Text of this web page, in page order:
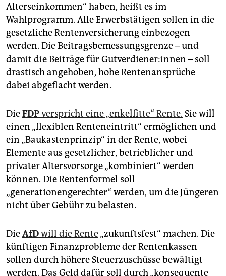
Alterseinkommen“ haben, heißt es im
Wahlprogramm. Alle Erwerbstätigen sollen in die
gesetzliche Rentenversicherung einbezogen
werden. Die Beitragsbemessungsgrenze – und
damit die Beiträge für Gut­ver­die­ne­r:in­nen – soll
drastisch angehoben, hohe Rentenansprüche
dabei abgeflacht werden.
DieFDPverspricht eine „enkelfitte“ Rente. Sie will
einen „flexiblen Renteneintritt“ ermöglichen und
ein „Baukastenprinzip“ in der Rente, wobei
Elemente aus gesetzlicher, betrieblicher und
privater Altersvorsorge „kombiniert“ werden
können. Die Rentenformel soll
„generationengerechter“ werden, um die Jüngeren
nicht über Gebühr zu belasten.
DieAfDwill die Rente„zukunftsfest“ machen. Die
künftigen Finanzprobleme der Rentenkassen
sollen durch höhere Steuerzuschüsse bewältigt
werden. Das Geld dafür soll durch „konsequente